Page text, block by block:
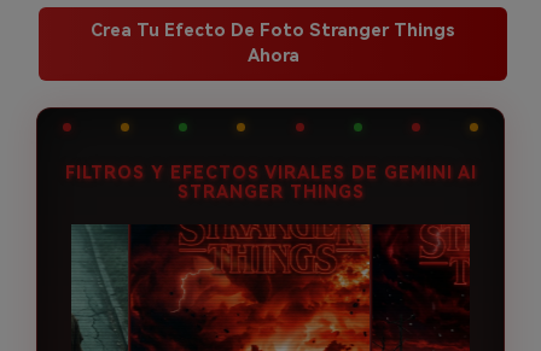
Crea Tu Efecto De Foto Stranger Things
Ahora
FILTROS Y EFECTOS VIRALES DE GEMINI AI
STRANGER THINGS